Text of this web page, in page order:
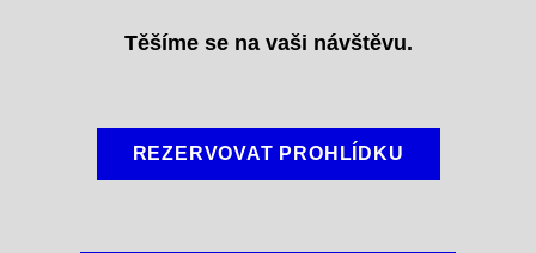
Těšíme se na vaši návštěvu.
REZERVOVAT PROHLÍDKU